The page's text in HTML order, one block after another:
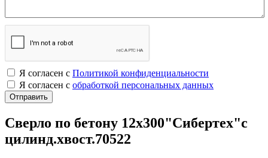
Я согласен с Политикой конфиденциальности
Я согласен с обработкой персональных данных
Сверло по бетону 12х300"Сибертех"с
цилинд.хвост.70522